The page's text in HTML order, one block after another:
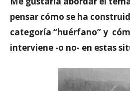
pensar cómo se ha
categoría “huérfano” y
interviene -o no- en estas